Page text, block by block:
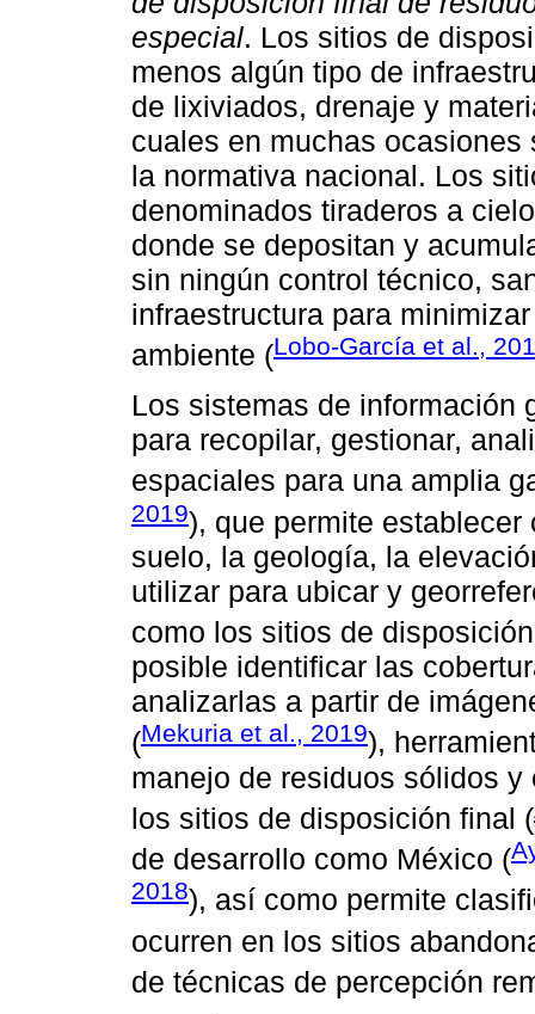
especial. Los sitios de
menos algún tipo de
de lixiviados, drenaje y
cuales en muchas
la normativa nacional. Los
denominados tiraderos a
donde se depositan y
sin ningún control técnico,
infraestructura para
ambiente (Lobo-García et al.,
Los sistemas de información
para recopilar, gestionar,
espaciales para una amplia
2019), que permite
suelo, la geología, la
utilizar para ubicar y
como los sitios de
posible identificar las
analizarlas a partir de
(Mekuria et al., 2019),
manejo de residuos sólidos
los sitios de disposición final (
de desarrollo como México (
2018), así como permite
ocurren en los sitios
de técnicas de percepción